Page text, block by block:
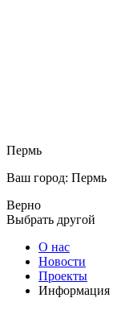
Пермь
Ваш город: Пермь
Верно
Выбрать другой
О нас
Новости
Проекты
Информация